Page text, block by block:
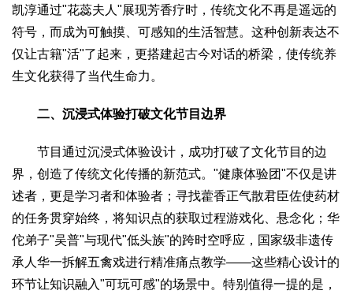
国防建设 军民融合 兵器装备 军营风采
国际
中国与世界 国际视点 国际合作
能源资源
访谈 动态
地方
京 津 冀 晋 蒙 辽 吉 黑 沪 苏 浙 皖
闽
赣
鲁 豫 鄂 湘 粤 桂 琼 渝 川 黔 滇
藏
陕
甘 青 宁 新 港 澳 台
凯淳通过"花蕊夫人"展现芳香疗时，传统文化不再是遥远的
符号，而成为可触摸、可感知的生活智慧。这种创新表达不
仅让古籍"活"了起来，更搭建起古今对话的桥梁，使传统养
生文化获得了当代生命力。
二、沉浸式体验打破文化节目边界
节目通过沉浸式体验设计，成功打破了文化节目的边
界，创造了传统文化传播的新范式。"健康体验团"不仅是讲
述者，更是学习者和体验者；寻找藿香正气散君臣佐使药材
的任务贯穿始终，将知识点的获取过程游戏化、悬念化；华
佗弟子"吴普"与现代"低头族"的跨时空呼应，国家级非遗传
承人华一拆解五禽戏进行精准痛点教学——这些精心设计的
环节让知识融入"可玩可感"的场景中。特别值得一提的是，